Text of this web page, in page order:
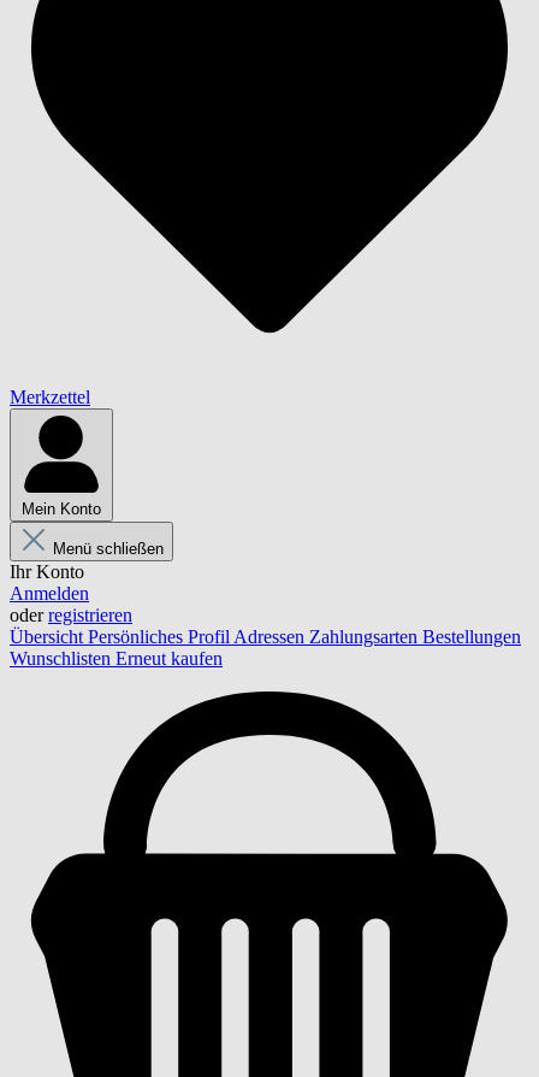
Merkzettel
Mein Konto
Menü schließen
Ihr Konto
Anmelden
oderregistrieren
Übersicht Persönliches Profil Adressen Zahlungsarten Bestellungen
Wunschlisten Erneut kaufen